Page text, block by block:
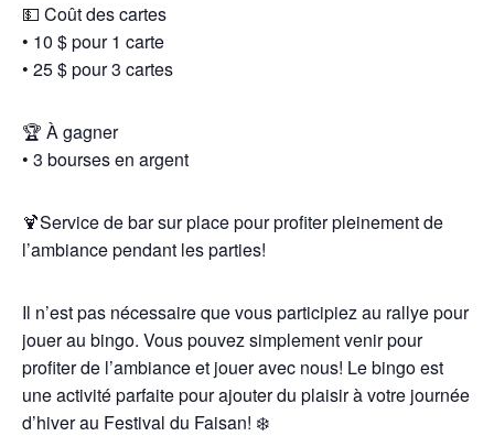
💵 Coût des cartes
• 10 $ pour 1 carte
• 25 $ pour 3 cartes
🏆 À gagner
• 3 bourses en argent
🍹Service de bar sur place pour profiter pleinement de
l’ambiance pendant les parties!
Il n’est pas nécessaire que vous participiez au rallye pour
jouer au bingo. Vous pouvez simplement venir pour
profiter de l’ambiance et jouer avec nous! Le bingo est
une activité parfaite pour ajouter du plaisir à votre journée
d’hiver au Festival du Faisan! ❄️